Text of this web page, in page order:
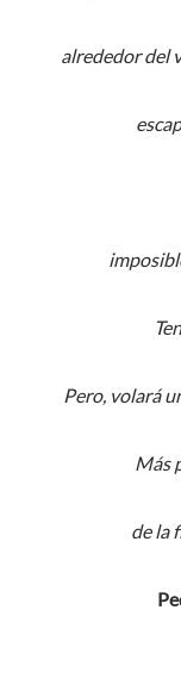
alrededor del
Pero, volará
Más
de la